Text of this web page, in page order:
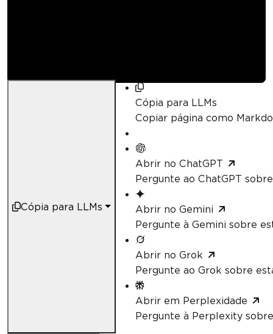
Cópia para LLMs
Cópia para LLMs
Copiar página como
Abrir no ChatGPT
Pergunte ao ChatGPT
Abrir no Gemini
Pergunte à Gemini sobre
Abrir no Grok
Pergunte ao Grok sobre
Abrir em Perplexidade
Pergunte à Perplexity